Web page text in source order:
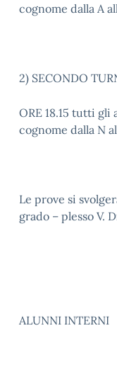
cognome dalla A
2) SECONDO
ORE 18.15 tutti
cognome dalla N
Le prove si
grado – plesso V.
ALUNNI INTERNI